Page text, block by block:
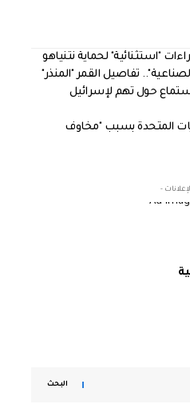
"استثنائية" لحماية نتنياهو
تفاصيل القمر "المنذر"
حول تهم لإسرائيل
المتحدة بسبب "مخاوف
-
البحث